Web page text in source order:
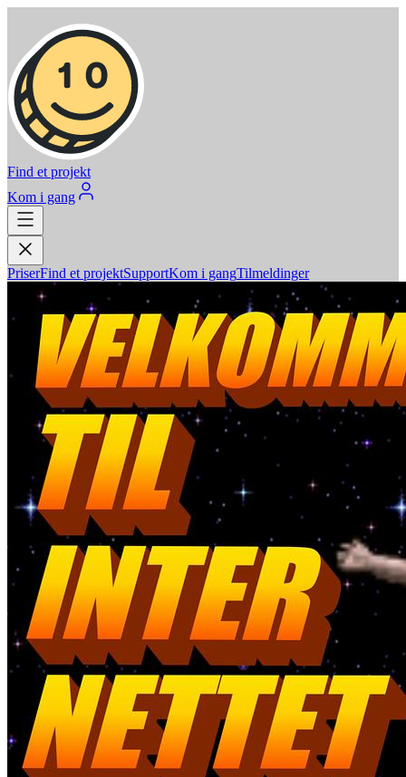
Find et projekt
Kom i gang
PriserFind et projektSupportKom i gangTilmeldinger